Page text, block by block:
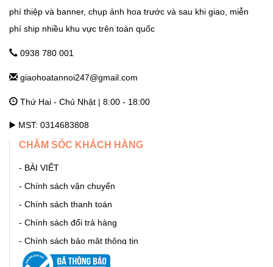
phí thiệp và banner, chụp ảnh hoa trước và sau khi giao, miễn
phí ship nhiều khu vực trên toàn quốc
0938 780 001
giaohoatannoi247@gmail.com
Thứ Hai - Chủ Nhật | 8:00 - 18:00
▶️ MST: 0314683808
CHĂM SÓC KHÁCH HÀNG
- BÀI VIẾT
- Chính sách vận chuyển
- Chính sách thanh toán
- Chính sách đổi trả hàng
- Chính sách bảo mật thông tin
- Hướng dẫn mua hàng
GHTN247_SHOP HOA THANH OAI
Số 7 Dốc Mọc - Cao Dương - Thanh Oai - Hà Nội Hà Nội
Hà Nội
11 Quang Trung, thị trấn Vân Đình - Ứng Hòa - Hà Nội Hà Nội
GHTN247_SHOP HOA BA ĐÌNH
86 Cửa Bắc, Ba Đình, Hà Nội. Phúc Xá Hà Nội